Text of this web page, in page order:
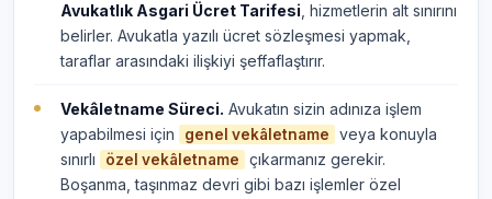
Avukatlık Asgari Ücret Tarifesi , hizmetlerin alt sınırını
belirler. Avukatla yazılı ücret sözleşmesi yapmak,
taraflar arasındaki ilişkiyi şeffaflaştırır.
Vekâletname Süreci. Avukatın sizin adınıza işlem
yapabilmesi için
genel vekâletname
veya konuyla
sınırlı
özel vekâletname
çıkarmanız gerekir.
Boşanma, taşınmaz devri gibi bazı işlemler özel